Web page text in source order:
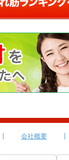
会社概要